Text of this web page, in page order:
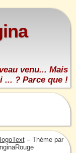
venu... Mais
... ? Parce que !
– Thème par